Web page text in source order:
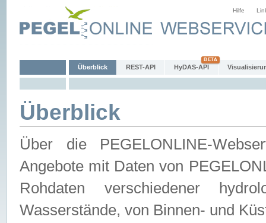
Hilfe
Überblick REST-API HyDAS-API
Überblick
Über die PEGELONLINE-
Angebote mit Daten von
Rohdaten verschiedener
Wasserstände, von Binnen- und